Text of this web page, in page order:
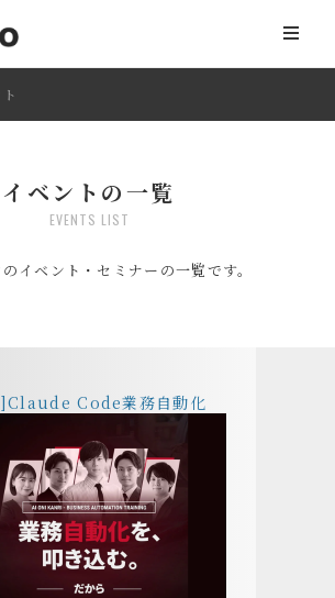
イベントの一覧
EVENTS LIST
イベント・セミナーの一覧です。
Code業務自動化